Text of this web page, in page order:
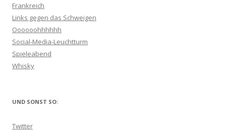
Frankreich
Links gegen das Schweigen
Oooooohhhhhh
Social-Media-Leuchtturm
Spieleabend
Whisky
UND SONST SO:
Twitter